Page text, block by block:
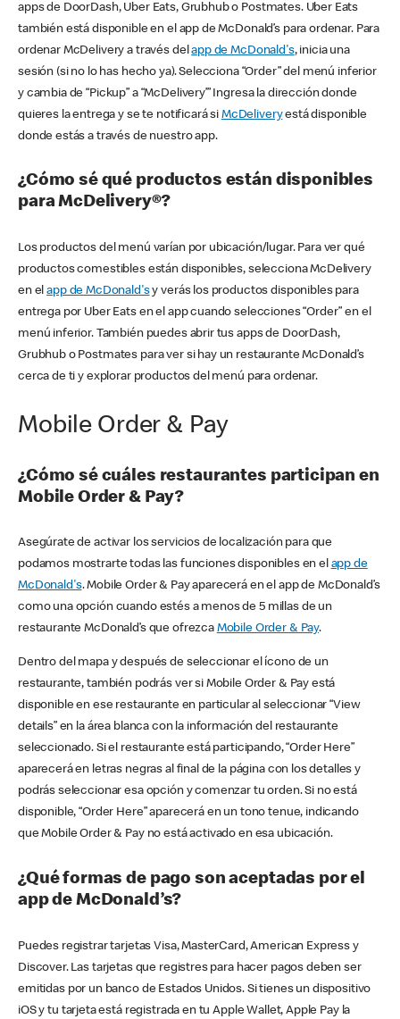
apps de DoorDash, Uber Eats, Grubhub o Postmates. Uber Eats
también está disponible en el app de McDonald’s para ordenar. Para
ordenar McDelivery a través delapp de McDonald's, inicia una
sesión (si no lo has hecho ya). Selecciona “Order” del menú inferior
y cambia de “Pickup” a “McDelivery’” Ingresa la dirección donde
quieres la entrega y se te notificará si McDeliveryestá disponible
donde estás a través de nuestro app.
¿Cómo sé qué productos están disponibles
para McDelivery®?
Los productos del menú varían por ubicación/lugar. Para ver qué
productos comestibles están disponibles, selecciona McDelivery
en elapp de McDonald'sy verás los productos disponibles para
entrega por Uber Eats en el app cuando selecciones “Order” en el
menú inferior. También puedes abrir tus apps de DoorDash,
Grubhub o Postmates para ver si hay un restaurante McDonald’s
cerca de ti y explorar productos del menú para ordenar.
Mobile Order & Pay
¿Cómo sé cuáles restaurantes participan en
Mobile Order & Pay?
Asegúrate de activar los servicios de localización para que
podamos mostrarte todas las funciones disponibles en el app de
McDonald's. Mobile Order & Pay aparecerá en el app de McDonald’s
como una opción cuando estés a menos de 5 millas de un
restaurante McDonald’s que ofrezca Mobile Order & Pay.
Dentro del mapa y después de seleccionar el ícono de un
restaurante, también podrás ver si Mobile Order & Pay está
disponible en ese restaurante en particular al seleccionar “View
details” en la área blanca con la información del restaurante
seleccionado. Si el restaurante está participando, “Order Here”
aparecerá en letras negras al final de la página con los detalles y
podrás seleccionar esa opción y comenzar tu orden. Si no está
disponible, “Order Here” aparecerá en un tono tenue, indicando
que Mobile Order & Pay no está activado en esa ubicación.
¿Qué formas de pago son aceptadas por el
app de McDonald’s?
Puedes registrar tarjetas Visa, MasterCard, American Express y
Discover. Las tarjetas que registres para hacer pagos deben ser
emitidas por un banco de Estados Unidos. Si tienes un dispositivo
iOS y tu tarjeta está registrada en tu Apple Wallet, Apple Pay la